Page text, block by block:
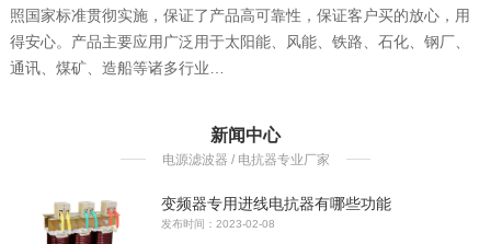
照国家标准贯彻实施，保证了产品高可靠性，保证客户买的放心，用
得安心。产品主要应用广泛用于太阳能、风能、铁路、石化、钢厂、
通讯、煤矿、造船等诸多行业…
新闻中心
电源滤波器 / 电抗器专业厂家
变频器专用进线电抗器有哪些功能
发布时间：2023-02-08